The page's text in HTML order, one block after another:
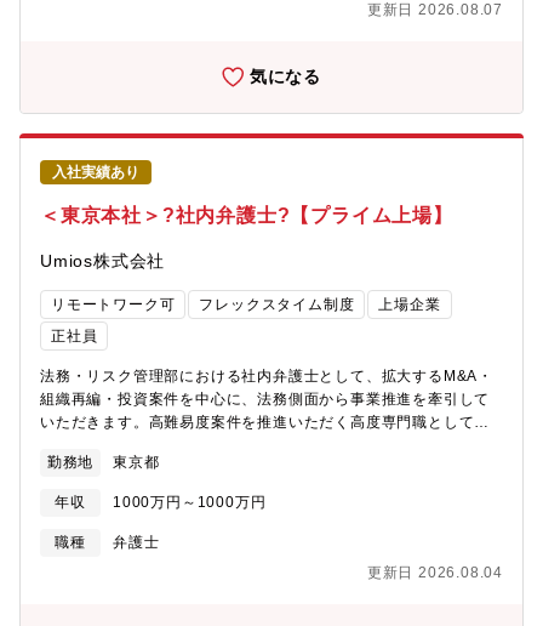
輸出向け商品の開発研究に携わっていただく予定です。現地社員
工場長を目指せる、キャリアアップを想定したポジションです。■
業務の魅力1. グローバルなキャリアを築ける近年、アジア圏を中
心に人気が高まっている同社製品。約20カ国に展開するグローバ
ルブランドへと成長を遂げています。将来の「世界のギンビス」
の確立に向け、海外での生産・開発は必要不可欠。このポジショ
ンでは、日本の品質と技術を海外に広め、グローバルなキャリア
を築くことができます。2. 世界に愛される商品を生み出すただお
菓子を作るだけでなく、それぞれの国の嗜好性に合わせた商品開
発に携わることができます。世界中の子どもから大人まで、多く
の人々の笑顔につながるお菓子を、あなたの手で創り出せるやり
がいのある仕事です。3. 安心の就労環境渡航費や年2回の日本への
帰国費用は会社が負担します。また、一人部屋の社宅を完備し、
日本のテレビも視聴できる環境です。言葉の壁については、日常
会話程度の北京語スキルは必須となりますが、業務上の通訳が配
置されているのでご安心ください。★商品ラインナップ★・たべ
っ子どうぶつ…同社を代表する薄焼きビスケット。おいしく、楽
ーン…同社独自の含浸製法で、チョコがコーンにしみこんでいる
伝統の味を受け継ぐアスパラガス。1975年にはモンドセレクショ
更新日 2026.08.07
気になる
入社実績あり
＜東京本社＞?社内弁護士?【プライム上場】
Umios株式会社
リモートワーク可 フレックスタイム制度
上場企業
正社員
法務・リスク管理部における社内弁護士として、拡大するM&A・
組織再編・投資案件を中心に、法務側面から事業推進を牽引して
いただきます。高難易度案件を推進いただく高度専門職としての
件の法務対応・案件の初期検討からクロージングまでの法的リス
ク抽出・スキーム検討・契約書のドラフト・審査・交渉サポー
ト・外部法律事務所とのやり取り・一般的な法務（コンプライア
ンス対応、予防法務、訴訟対応）等※会社方針やご本人の適性そ
ります。テレワークやフレックスタイムを活用し、柔軟な働き方
勤務地 東京都
年収 1000万円～1000万円
職種
弁護士
更新日 2026.08.04